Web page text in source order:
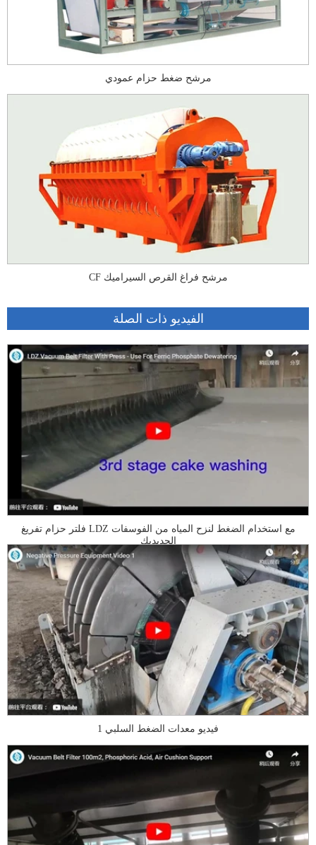
مرشح ضغط حزام عمودي
CF مرشح فراغ القرص السيراميك
الفيديو ذات الصلة
فلتر حزام تفريغ LDZ مع استخدام الضغط لنزح المياه من الفوسفات
الحديديك
فيديو معدات الضغط السلبي 1